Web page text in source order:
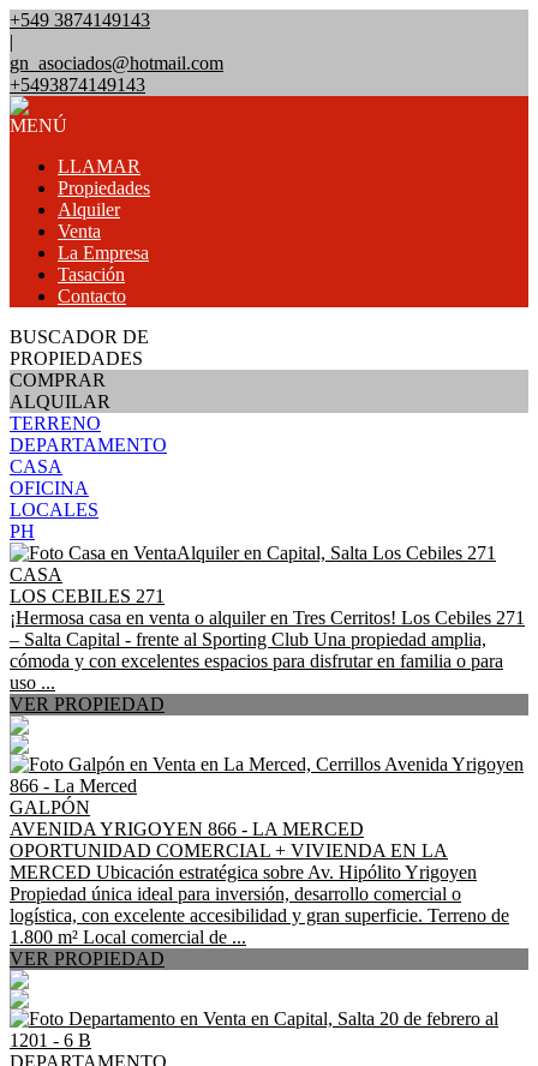
+549 3874149143
|
gn_asociados@hotmail.com
+5493874149143
MENÚ
LLAMAR
Propiedades
Alquiler
Venta
La Empresa
Tasación
Contacto
BUSCADOR DE
PROPIEDADES
COMPRAR
ALQUILAR
TERRENO
DEPARTAMENTO
CASA
OFICINA
LOCALES
PH
CASA
LOS CEBILES 271
¡Hermosa casa en venta o alquiler en Tres Cerritos! Los Cebiles 271
– Salta Capital - frente al Sporting Club Una propiedad amplia,
cómoda y con excelentes espacios para disfrutar en familia o para
uso ...
VER PROPIEDAD
GALPÓN
AVENIDA YRIGOYEN 866 - LA MERCED
OPORTUNIDAD COMERCIAL + VIVIENDA EN LA
MERCED Ubicación estratégica sobre Av. Hipólito Yrigoyen
Propiedad única ideal para inversión, desarrollo comercial o
logística, con excelente accesibilidad y gran superficie. Terreno de
1.800 m² Local comercial de ...
VER PROPIEDAD
DEPARTAMENTO